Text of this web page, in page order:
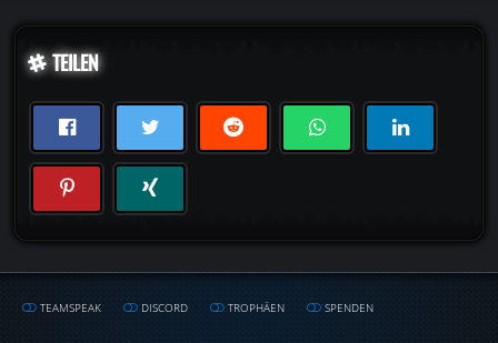
TEILEN
TEAMSPEAK DISCORD TROPHÄEN SPENDEN